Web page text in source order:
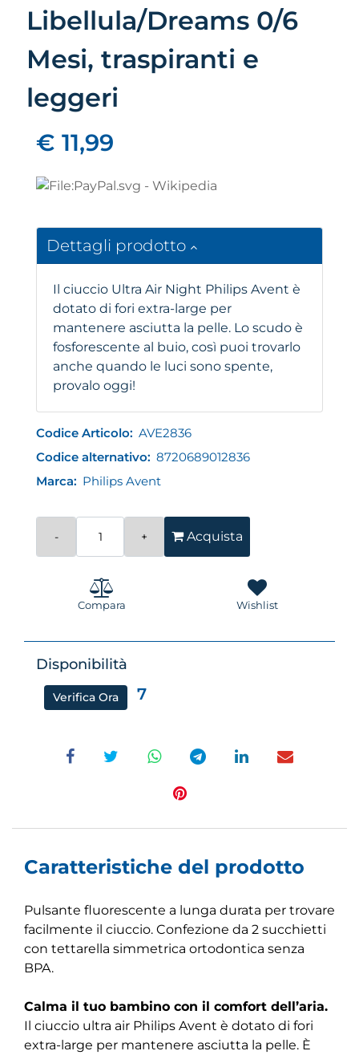
Libellula/Dreams 0/6
Mesi, traspiranti e
leggeri
€ 11,99
Dettagli prodotto
Il ciuccio Ultra Air Night Philips Avent è
dotato di fori extra-large per
mantenere asciutta la pelle. Lo scudo è
fosforescente al buio, così puoi trovarlo
anche quando le luci sono spente,
provalo oggi!
Codice Articolo: AVE2836
Codice alternativo: 8720689012836
Marca: Philips Avent
Acquista
Compara Wishlist
Disponibilità
Verifica Ora 7
Caratteristiche del prodotto
Pulsante fluorescente a lunga durata per trovare
facilmente il ciuccio. Confezione da 2 succhietti
con tettarella simmetrica ortodontica senza
BPA.
Calma il tuo bambino con il comfort dell’aria.
Il ciuccio ultra air Philips Avent è dotato di fori
extra-large per mantenere asciutta la pelle. È